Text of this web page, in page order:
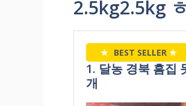
2.5kg2.5kg
★ BEST SELLER ★
1. 달농 경북 흠집
개